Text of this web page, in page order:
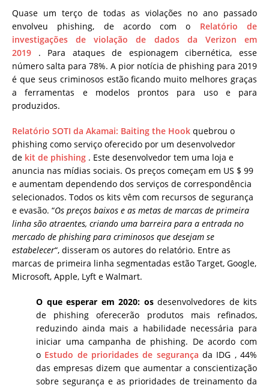
Quase um terço de todas as violações no ano passado
envolveu phishing, de acordo com o Relatório de
investigações de violação de dados da Verizon em
2019 . Para ataques de espionagem cibernética, esse
número salta para 78%. A pior notícia de phishing para 2019
é que seus criminosos estão ficando muito melhores graças
a ferramentas e modelos prontos para uso e para
produzidos.
Relatório SOTI da Akamai: Baiting the Hook quebrou o
phishing como serviço oferecido por um desenvolvedor
de kit de phishing . Este desenvolvedor tem uma loja e
anuncia nas mídias sociais. Os preços começam em US $ 99
e aumentam dependendo dos serviços de correspondência
selecionados. Todos os kits vêm com recursos de segurança
e evasão. “Os preços baixos e as metas de marcas de primeira
linha são atraentes, criando uma barreira para a entrada no
mercado de phishing para criminosos que desejam se
estabelecer“, disseram os autores do relatório. Entre as
marcas de primeira linha segmentadas estão Target, Google,
Microsoft, Apple, Lyft e Walmart.
O que esperar em 2020: osdesenvolvedores de kits
de phishing oferecerão produtos mais refinados,
reduzindo ainda mais a habilidade necessária para
iniciar uma campanha de phishing. De acordo com
o Estudo de prioridades de segurança da IDG , 44%
das empresas dizem que aumentar a conscientização
sobre segurança e as prioridades de treinamento da